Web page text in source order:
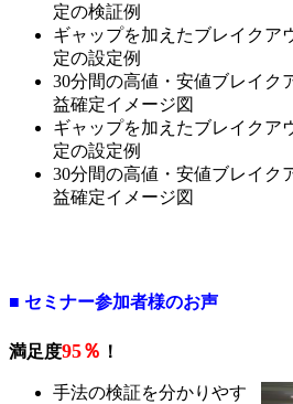
定の検証例
ギャップを加えたブレイクア
定の設定例
30分間の高値・安値ブレイク
益確定イメージ図
ギャップを加えたブレイクア
定の設定例
30分間の高値・安値ブレイク
益確定イメージ図
■ セミナー参加者様のお声
満足度95％ ！
手法の検証を分かりやす